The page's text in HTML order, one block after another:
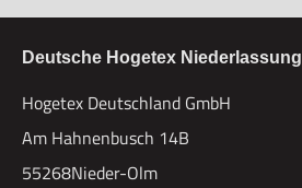
Deutsche Hogetex
Hogetex Deutschland GmbH
Am Hahnenbusch 14B
55268Nieder-Olm